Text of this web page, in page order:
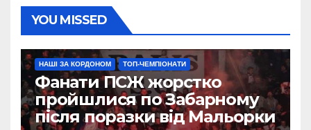
YOU MISSED
НАШІ ЗА КОРДОНОМ ТОП-ЧЕМПІОНАТИ
Фанати ПСЖ жорстко
пройшлися по Забарному
після поразки від Мальорки